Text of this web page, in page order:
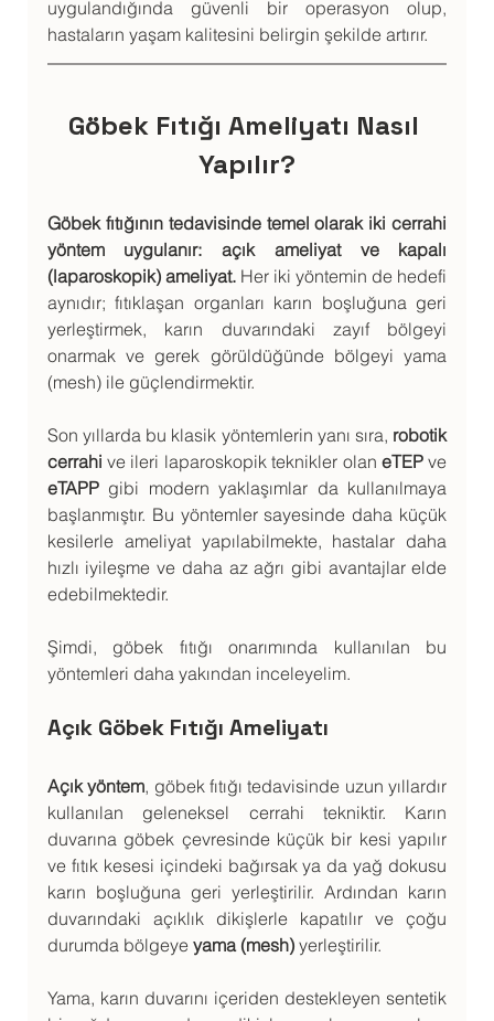
uygulandığında güvenli bir operasyon olup,
hastaların yaşam kalitesini belirgin şekilde artırır.
Göbek Fıtığı Ameliyatı Nasıl
Yapılır?
Göbek fıtığının tedavisinde temel olarak iki cerrahi
yöntem uygulanır: açık ameliyat ve kapalı
(laparoskopik) ameliyat. Her iki yöntemin de hedefi
aynıdır; fıtıklaşan organları karın boşluğuna geri
yerleştirmek, karın duvarındaki zayıf bölgeyi
onarmak ve gerek görüldüğünde bölgeyi yama
(mesh) ile güçlendirmektir.
Son yıllarda bu klasik yöntemlerin yanı sıra, robotik
cerrahi ve ileri laparoskopik teknikler olan eTEP
eTAPP gibi modern yaklaşımlar da kullanılmaya
başlanmıştır. Bu yöntemler sayesinde daha küçük
kesilerle ameliyat yapılabilmekte, hastalar daha
hızlı iyileşme ve daha az ağrı gibi avantajlar elde
edebilmektedir.
Şimdi, göbek fıtığı onarımında kullanılan bu
yöntemleri daha yakından inceleyelim.
Açık Göbek Fıtığı Ameliyatı
Açık yöntem, göbek fıtığı tedavisinde uzun yıllardır
kullanılan geleneksel cerrahi tekniktir. Karın
duvarına göbek çevresinde küçük bir kesi yapılır
ve fıtık kesesi içindeki bağırsak ya da yağ dokusu
karın boşluğuna geri yerleştirilir. Ardından karın
duvarındaki açıklık dikişlerle kapatılır ve çoğu
durumda bölgeye yama (mesh) yerleştirilir.
Yama, karın duvarını içeriden destekleyen sentetik